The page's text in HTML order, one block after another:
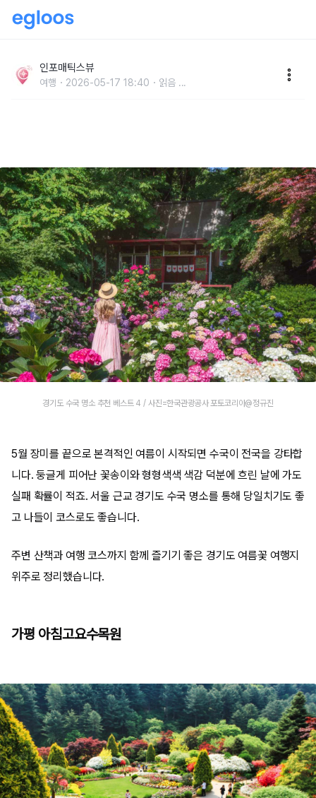
꽃 여행지·수목원 나들이 정리
인포매틱스뷰
여행 2026-05-17 18:40 읽음 ...
경기도 수국 명소 추천 베스트 4 / 사진=한국관광공사 포토코리아@정규진
5월 장미를 끝으로 본격적인 여름이 시작되면 수국이 전국을 강타합
니다. 둥글게 피어난 꽃송이와 형형색색 색감 덕분에 흐린 날에 가도
실패 확률이 적죠. 서울 근교 경기도 수국 명소를 통해 당일치기도 좋
고 나들이 코스로도 좋습니다.
주변 산책과 여행 코스까지 함께 즐기기 좋은 경기도 여름꽃 여행지
위주로 정리했습니다.
가평 아침고요수목원